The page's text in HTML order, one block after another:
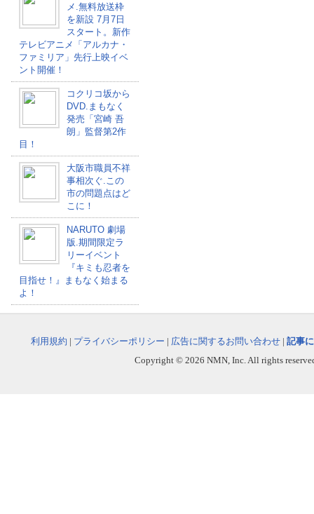
メ.無料放送枠
を新設 7月7日
スタート。新作
テレビアニメ「アルカナ・
ファミリア」先行上映イベ
ント開催！
コクリコ坂から
DVD.まもなく
発売「宮崎 吾
朗」監督第2作
目！
大阪市職員不祥
事相次ぐ.この
市の問題点はど
こに！
NARUTO 劇場
版.期間限定ラ
リーイベント
『キミも忍者を
目指せ！』まもなく始まる
よ！
利用規約 | プライバシーポリシー | 広告に関するお問い合わせ | 記事
Copyright © 2026 NMN, Inc. All rights